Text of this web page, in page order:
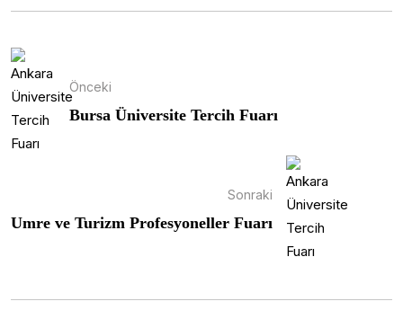
Önceki
Bursa Üniversite Tercih Fuarı
Sonraki
Umre ve Turizm Profesyoneller Fuarı